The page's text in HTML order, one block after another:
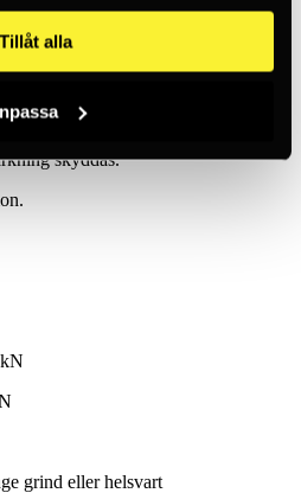
Tillåt alla
ger hög säkerhet samtidigt som
öppna och stänga, även med
för oavsiktlig upplåsning, då det
(tryck höljet uppåt - vrid -
skyddas.
grind eller helsvart